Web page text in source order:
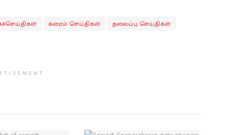
க்ரைம் செய்திகள்
தலைப்பு செய்திகள்